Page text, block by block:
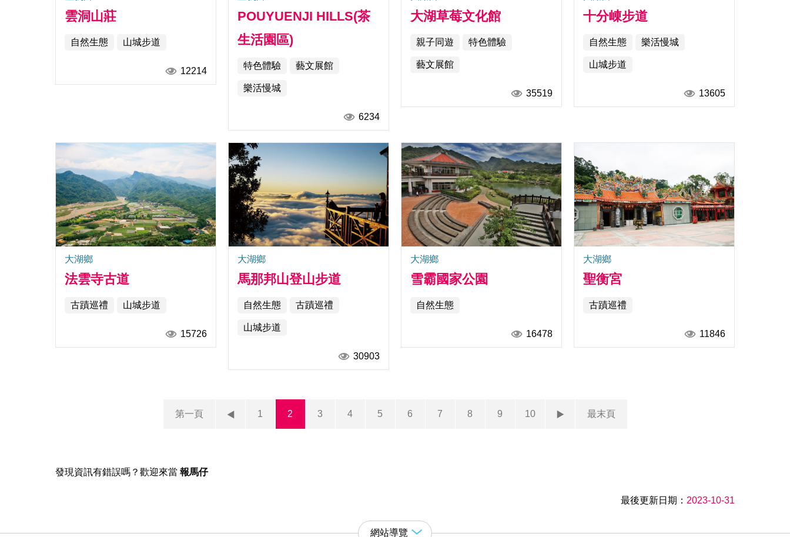
雲洞山莊
自然生態 山城步道
12214
POUYUENJI HILLS(茶
生活園區)
特色體驗 藝文展館
樂活慢城
6234
大湖草莓文化館
親子同遊 特色體驗
藝文展館
35519
十分崠步道
自然生態 樂活慢城
山城步道
13605
大湖鄉
法雲寺古道
古蹟巡禮 山城步道
15726
大湖鄉
馬那邦山登山步道
自然生態 古蹟巡禮
山城步道
30903
大湖鄉
雪霸國家公園
自然生態
16478
大湖鄉
聖衡宮
古蹟巡禮
11846
第一頁 1 2 3 4 5 6 7 8 9 10 最末頁
發現資訊有錯誤嗎？歡迎來當報馬仔
最後更新日期： 2023-10-31
網站導覽